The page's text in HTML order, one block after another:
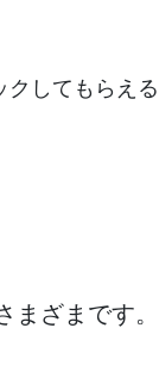
してもらえる
ざまです。